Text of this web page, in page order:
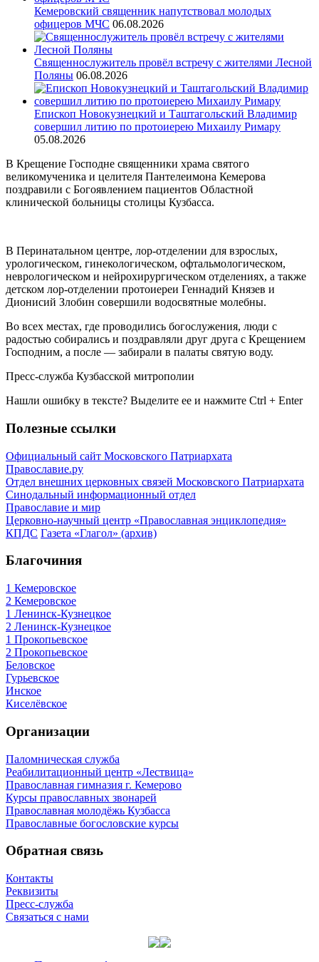
Кемеровский священник напутствовал молодых
офицеров МЧС 06.08.2026
Священнослужитель провёл встречу с жителями Лесной
Поляны 06.08.2026
Епископ Новокузнецкий и Таштагольский Владимир
совершил литию по протоиерею Михаилу Римару
05.08.2026
В Крещение Господне священники храма святого
великомученика и целителя Пантелеимона Кемерова
поздравили с Богоявлением пациентов Областной
клинической больницы столицы Кузбасса.
В Перинатальном центре, лор-отделении для взрослых,
урологическом, гинекологическом, офтальмологическом,
неврологическом и нейрохирургическом отделениях, а также
детском лор-отделении протоиереи Геннадий Князев и
Дионисий Злобин совершили водосвятные молебны.
Во всех местах, где проводились богослужения, люди с
радостью собирались и поздравляли друг друга с Крещением
Господним, а после — забирали в палаты святую воду.
Пресс-служба Кузбасской митрополии
Нашли ошибку в тексте? Выделите ее и нажмите Ctrl + Enter
Полезные ссылки
Официальный сайт Московского Патриархата
Православие.ру
Отдел внешних церковных связей Московского Патриархата
Синодальный информационный отдел
Православие и мир
Церковно-научный центр «Православная энциклопедия»
КПДС Газета «Глагол» (архив)
Благочиния
1 Кемеровское
2 Кемеровское
1 Ленинск-Кузнецкое
2 Ленинск-Кузнецкое
1 Прокопьевское
2 Прокопьевское
Беловское
Гурьевское
Инское
Киселёвское
Организации
Паломническая служба
Реабилитационный центр «Лествица»
Православная гимназия г. Кемерово
Курсы православных звонарей
Православная молодёжь Кузбасса
Православные богословские курсы
Обратная связь
Контакты
Реквизиты
Пресс-служба
Связаться с нами